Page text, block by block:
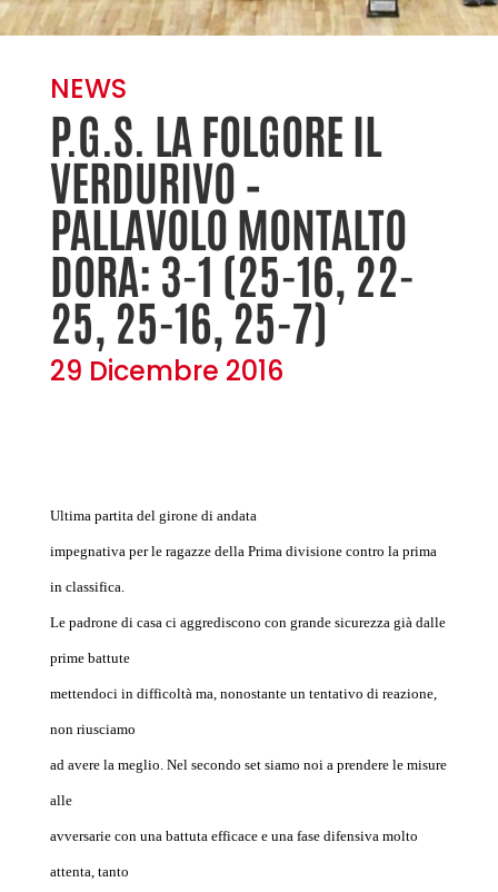
NEWS
P.G.S. LA FOLGORE IL
VERDURIVO –
PALLAVOLO MONTALTO
DORA: 3-1 (25-16, 22-
25, 25-16, 25-7)
29 Dicembre 2016
Ultima partita del girone di andata
impegnativa per le ragazze della Prima divisione contro la prima
in classifica.
Le padrone di casa ci aggrediscono con grande sicurezza già dalle
prime battute
mettendoci in difficoltà ma, nonostante un tentativo di reazione,
non riusciamo
ad avere la meglio. Nel secondo set siamo noi a prendere le misure
alle
avversarie con una battuta efficace e una fase difensiva molto
attenta, tanto